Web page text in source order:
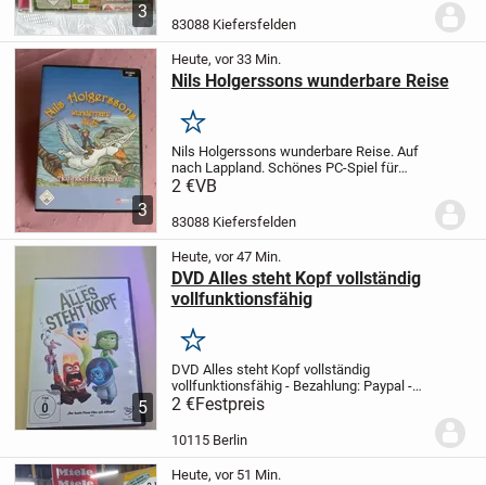
3
Versandkosten 2.75 Euro
83088 Kiefersfelden
3
Heute, vor 33 Min.
Nils Holgerssons wunderbare Reise
Merken
Nils Holgerssons wunderbare Reise. Auf
nach Lappland. Schönes PC-Spiel für
Kinder. Abholung oder Versand möglich.
2 €VB
83088 Kiefersfelden
5
Heute, vor 47 Min.
DVD Alles steht Kopf vollständig
vollfunktionsfähig
Merken
DVD Alles steht Kopf vollständig
vollfunktionsfähig- Bezahlung: Paypal -
Haustierfreier und rauchfreier Haushalt
Versand erfolgt noch am selben Tag,
wenn die Post noch geöffnet hat
2 €Festpreis
10115 Berlin
Heute, vor 51 Min.